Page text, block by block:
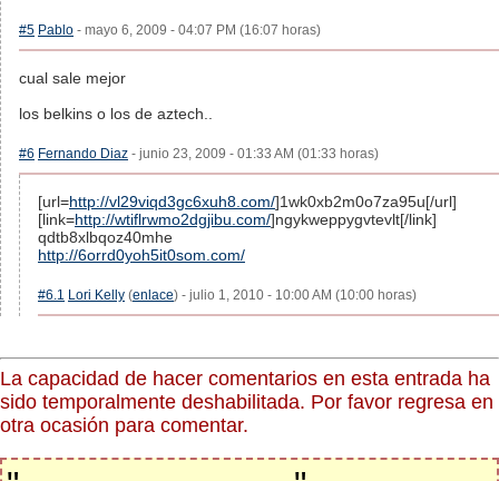
#5 Pablo - mayo 6, 2009 - 04:07 PM (16:07 horas)
cual sale mejor
los belkins o los de aztech..
#6 Fernando Diaz - junio 23, 2009 - 01:33 AM (01:33 horas)
[url=http://vl29viqd3gc6xuh8.com/]1wk0xb2m0o7za95u[/url]
[link=http://wtiflrwmo2dgjibu.com/]ngykweppygvtevlt[/link]
qdtb8xlbqoz40mhe
http://6orrd0yoh5it0som.com/
#6.1 Lori Kelly (enlace) - julio 1, 2010 - 10:00 AM (10:00 horas)
La capacidad de hacer comentarios en esta entrada ha
sido temporalmente deshabilitada. Por favor regresa en
otra ocasión para comentar.